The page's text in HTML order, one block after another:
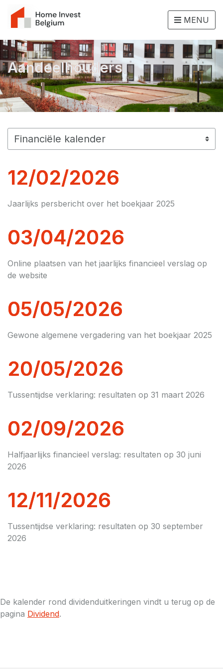
MENU
Aandeelhouders
12/02/2026
Jaarlijks persbericht over het boekjaar 2025
03/04/2026
Online plaatsen van het jaarlijks financieel verslag op
de website
05/05/2026
Gewone algemene vergadering van het boekjaar 2025
20/05/2026
Tussentijdse verklaring: resultaten op 31 maart 2026
02/09/2026
Halfjaarlijks financieel verslag: resultaten op 30 juni
2026
12/11/2026
Tussentijdse verklaring: resultaten op 30 september
2026
De kalender rond dividenduitkeringen vindt u terug op de
pagina Dividend.